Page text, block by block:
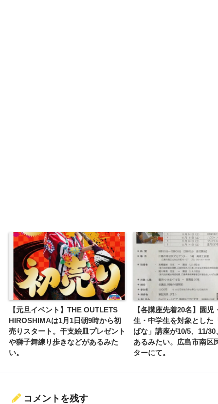
【元旦イベント】THE OUTLETS
HIROSHIMAは1月1日朝9時から初
売りスタート。干支絵皿プレゼント
や獅子舞練り歩きなどがあるみた
い。
【各講座先着20名】園児
生・中学生を対象とした
ばな」講座が10/5、11/30
あるみたい。広島市南区
ターにて。
コメントを残す